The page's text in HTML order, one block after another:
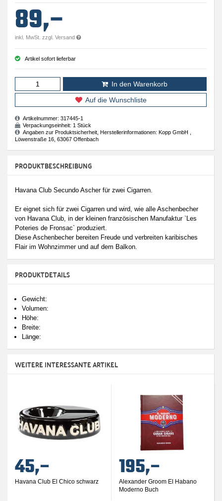
89,–
inkl. MwSt. zzgl. Versand
Artikel sofort lieferbar
In den Warenkorb
Auf die Wunschliste
Artikelnummer: 317445-1
Verpackungseinheit: 1 Stück
Angaben zur Produktsicherheit, Herstellerinformationen: Kopp GmbH ,
Löwenstraße 16, 63067 Offenbach
PRODUKTBESCHREIBUNG
Havana Club Secundo Ascher für zwei Cigarren.
Er eignet sich für zwei Cigarren und wird, wie alle Aschenbecher
von Havana Club, in der kleinen französischen Manufaktur `Les
Poteries de Fronsac` produziert.
Diese Aschenbecher bereiten Freude und verbreiten karibisches
Flair im Wohnzimmer und auf dem Balkon.
PRODUKTDETAILS
Gewicht:
Volumen:
Höhe:
Breite:
Länge:
WEITERE INTERESSANTE ARTIKEL
45,–
Havana Club El Chico schwarz 195,–
Alexander Groom El Habano
Moderno Buch